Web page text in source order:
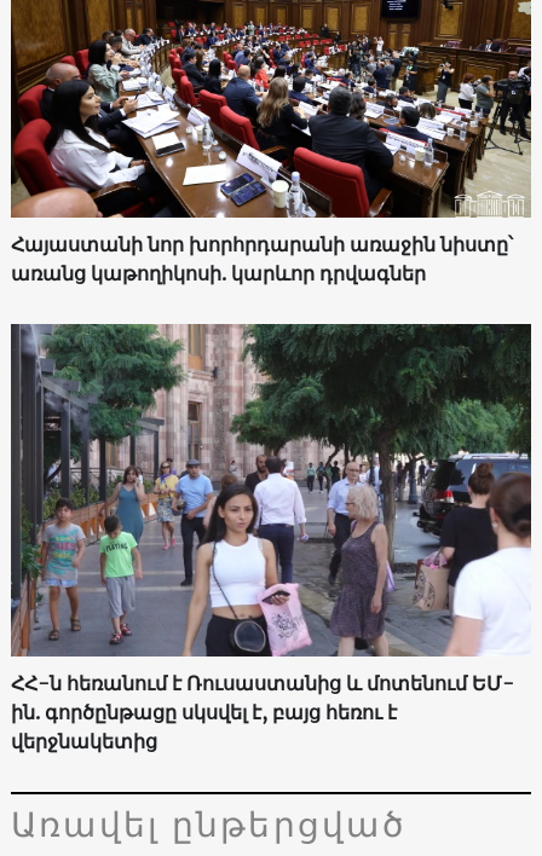
Հայաստանի նոր խորհրդարանի առաջին նիստը՝
առանց կաթողիկոսի. կարևոր դրվագներ
ՀՀ-ն հեռանում է Ռուսաստանից և մոտենում ԵՄ-
ին. գործընթացը սկսվել է, բայց հեռու է
վերջնակետից
Առավել ընթերցված